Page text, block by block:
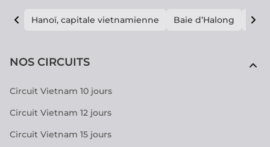
Hanoï, capitale vietnamienne Baie d’Halong E
NOS CIRCUITS
Circuit Vietnam 10 jours
Circuit Vietnam 12 jours
Circuit Vietnam 15 jours